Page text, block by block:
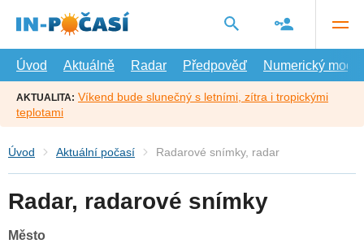
hlavní
Úvod
Aktuálně Radar Předpověď Numerický model
AKTUALITA: Víkend bude slunečný s letními, zítra i tropickými
teplotami
Úvod Aktuální počasí Radarové snímky, radar
Radar, radarové snímky
Město